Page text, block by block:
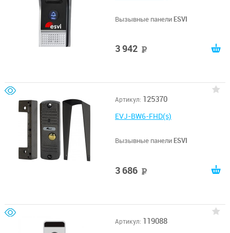
Вызывные панели ESVI
3 942
Артикул: 125370
EVJ-BW6-FHD(s)
Вызывные панели ESVI
3 686
Артикул: 119088